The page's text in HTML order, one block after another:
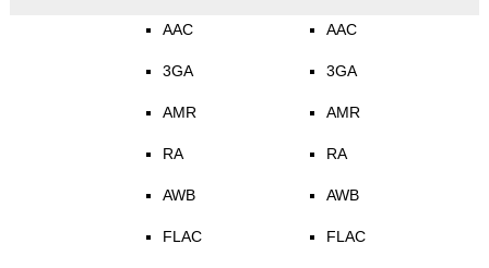
AAC
3GA
AMR
RA
AWB
FLAC
AAC
3GA
AMR
RA
AWB
FLAC